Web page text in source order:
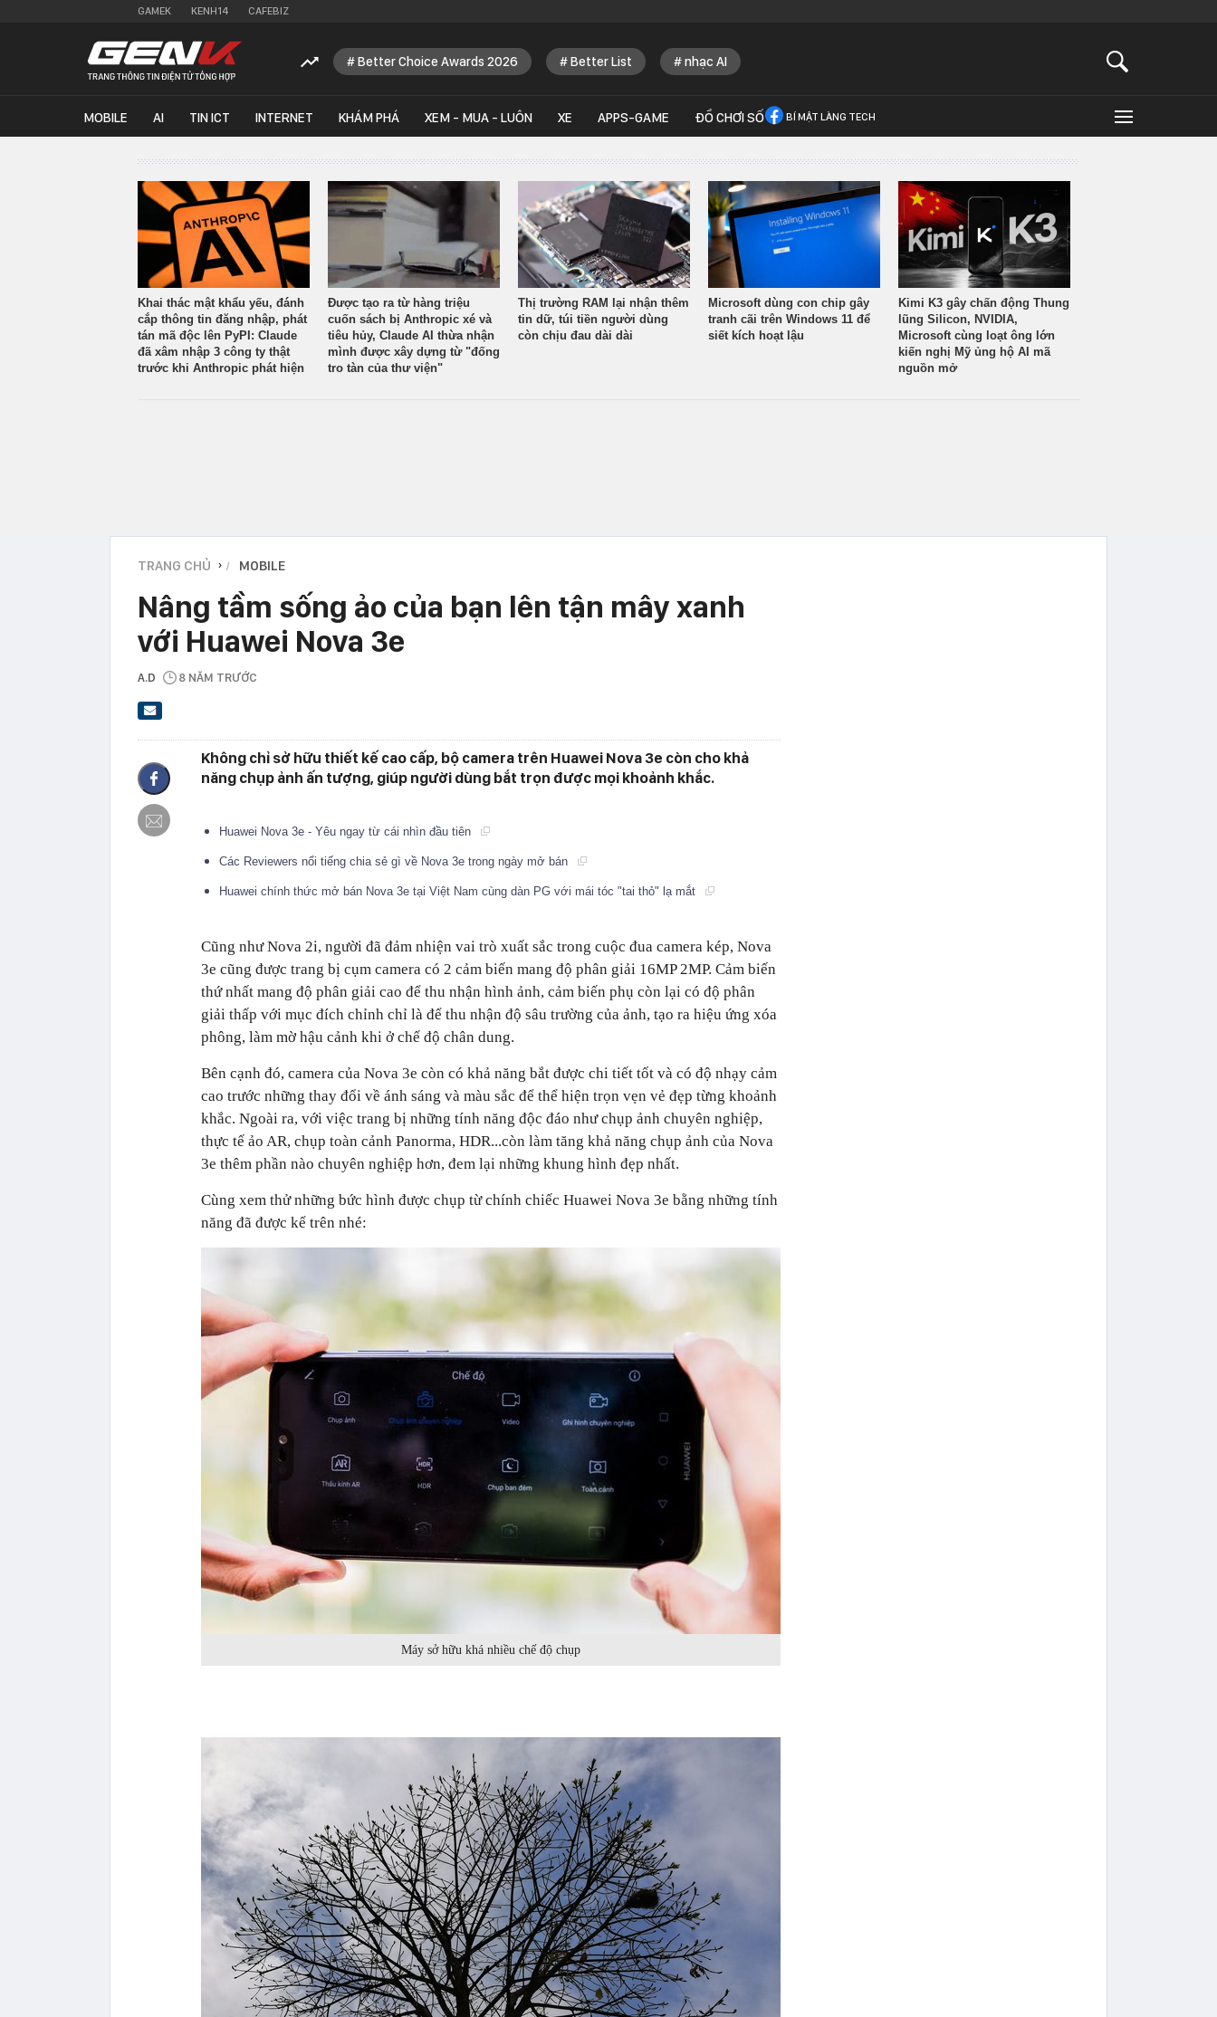
GAMEK KENH14 CAFEBIZ
Better Choice Awards 2026 Better List nhạc AI
MOBILE AI TIN ICT INTERNET KHÁM PHÁ XEM - MUA - LUÔN XE APPS-GAME ĐỒ CHƠI SỐ BÍ MẬT LÀNG TECH
Khai thác mật khẩu yếu, đánh
cắp thông tin đăng nhập, phát
tán mã độc lên PyPI: Claude
đã xâm nhập 3 công ty thật
trước khi Anthropic phát hiện
Được tạo ra từ hàng triệu
cuốn sách bị Anthropic xé và
tiêu hủy, Claude AI thừa nhận
mình được xây dựng từ "đống
tro tàn của thư viện"
Thị trường RAM lại nhận thêm
tin dữ, túi tiền người dùng
còn chịu đau dài dài
Microsoft dùng con chip gây
tranh cãi trên Windows 11 để
siết kích hoạt lậu
Kimi K3 gây chấn động Thung
lũng Silicon, NVIDIA,
Microsoft cùng loạt ông lớn
kiến nghị Mỹ ủng hộ AI mã
nguồn mở
TRANG CHỦ › MOBILE
Nâng tầm sống ảo của bạn lên tận mây xanh
với Huawei Nova 3e
A.D 8 NĂM TRƯỚC
Không chỉ sở hữu thiết kế cao cấp, bộ camera trên Huawei Nova 3e còn cho khả
năng chụp ảnh ấn tượng, giúp người dùng bắt trọn được mọi khoảnh khắc.
Huawei Nova 3e - Yêu ngay từ cái nhìn đầu tiên
Các Reviewers nổi tiếng chia sẻ gì về Nova 3e trong ngày mở bán
Huawei chính thức mở bán Nova 3e tại Việt Nam cùng dàn PG với mái tóc "tai thỏ" lạ mắt
Cũng như Nova 2i, người đã đảm nhiện vai trò xuất sắc trong cuộc đua camera kép, Nova
3e cũng được trang bị cụm camera có 2 cảm biến mang độ phân giải 16MP 2MP. Cảm biến
thứ nhất mang độ phân giải cao để thu nhận hình ảnh, cảm biến phụ còn lại có độ phân
giải thấp với mục đích chỉnh chỉ là để thu nhận độ sâu trường của ảnh, tạo ra hiệu ứng xóa
phông, làm mờ hậu cảnh khi ở chế độ chân dung.
Bên cạnh đó, camera của Nova 3e còn có khả năng bắt được chi tiết tốt và có độ nhạy cảm
cao trước những thay đổi về ánh sáng và màu sắc để thể hiện trọn vẹn vẻ đẹp từng khoảnh
khắc. Ngoài ra, với việc trang bị những tính năng độc đáo như chụp ảnh chuyên nghiệp,
thực tế ảo AR, chụp toàn cảnh Panorma, HDR...còn làm tăng khả năng chụp ảnh của Nova
3e thêm phần nào chuyên nghiệp hơn, đem lại những khung hình đẹp nhất.
Cùng xem thử những bức hình được chụp từ chính chiếc Huawei Nova 3e bằng những tính
năng đã được kể trên nhé:
Máy sở hữu khá nhiều chế độ chụp